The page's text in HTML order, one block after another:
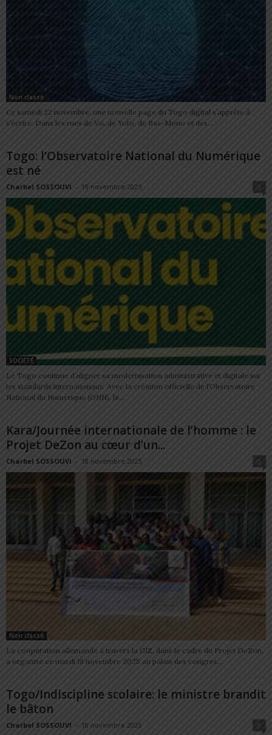
Non classé
Ce samedi 22 novembre, une nouvelle page du Togo digital s’apprête à
s’écrire. Dans les rues de Vo, de Yoto, de Bas-Mono et des...
Togo: l’Observatoire National du Numérique
est né
Charbel SOSSOUVI - 19 novembre 2025 0
SOCIÉTÉ
Le Togo continue d’aligner sa modernisation administrative et digitale sur
les standards internationaux. Avec la création officielle de l’Observatoire
National du Numérique (ONN), le...
Kara/Journée internationale de l’homme : le
Projet DeZon au cœur d’un...
Charbel SOSSOUVI - 18 novembre 2025 0
Non classé
La coopération allemande à travers la GIZ, dans le cadre du Projet DeZon,
a organisé ce mardi 18 novembre 2025 au palais des congrès...
Togo/Indiscipline scolaire: le ministre brandit
le bâton
Charbel SOSSOUVI - 18 novembre 2025 0